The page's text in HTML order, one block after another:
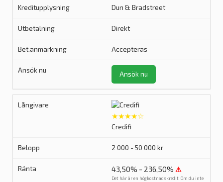
Dun & Bradstreet
Direkt
Accepteras
Ansök nu
★★★★☆
Credifi
2 000 - 50 000 kr
43,50% - 236,50% ⚠
Det här är en högkostnadskredit. Om du inte